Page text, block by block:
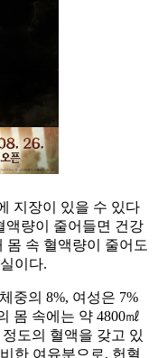
지장이 있을 수 있다
액량이 줄어들면 건강
몸 속 혈액량이 줄어도
이다.
중의 8%, 여성은 7%
몸 속에는 약 4800㎖
도의 혈액을 갖고 있
한 여유분으로, 헌혈